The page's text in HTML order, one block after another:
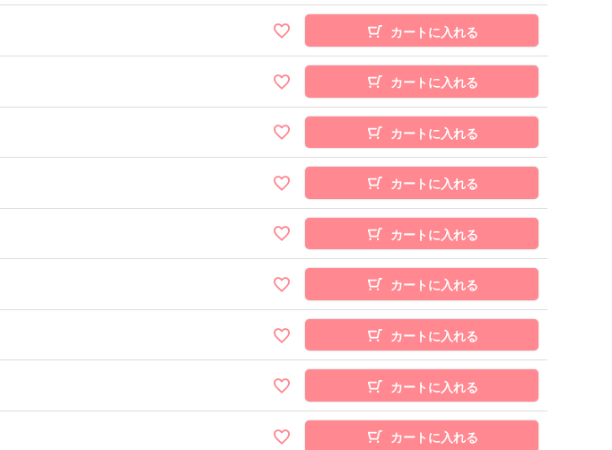
カートに入れる
カートに入れる
カートに入れる
カートに入れる
カートに入れる
カートに入れる
カートに入れる
カートに入れる
カートに入れる